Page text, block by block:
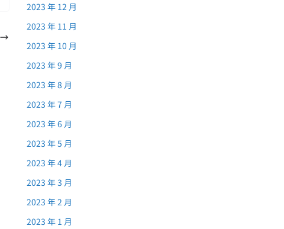
2023 年 12 月
2023 年 11 月
2023 年 10 月
2023 年 9 月
2023 年 8 月
2023 年 7 月
2023 年 6 月
2023 年 5 月
2023 年 4 月
2023 年 3 月
2023 年 2 月
2023 年 1 月